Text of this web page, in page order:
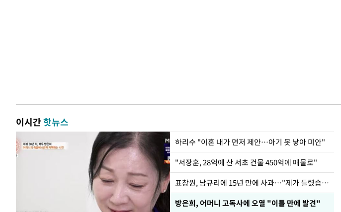
이시간핫뉴스
하리수 "이혼 내가 먼저 제안…아기 못 낳아 미안"
"서장훈, 28억에 산 서초 건물 450억에 매물로"
표창원, 남규리에 15년 만에 사과…"제가 틀렸습니다"
방은희, 어머니 고독사에 오열 "이틀 만에 발견"